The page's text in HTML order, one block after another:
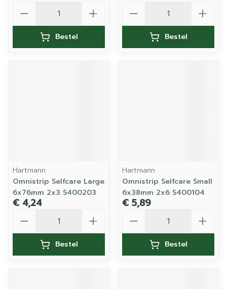
Bestel Bestel
Hartmann
Omnistrip Selfcare Large
6x76mm 2x3 5400203
€ 4,24
Bestel
Hartmann
Omnistrip Selfcare Small
6x38mm 2x6 5400104
€ 5,89
Bestel